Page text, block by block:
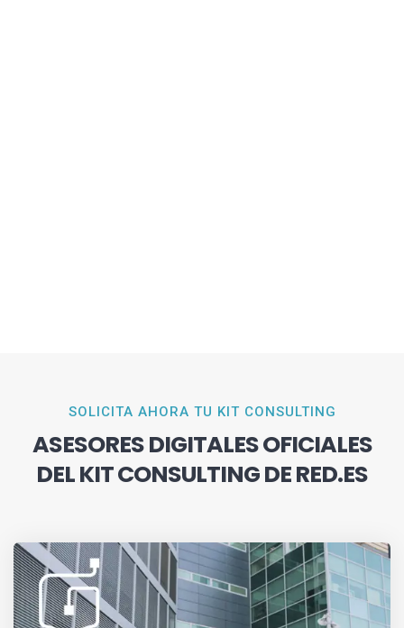
SOLICITA AHORA TU KIT CONSULTING
ASESORES DIGITALES OFICIALES
DEL KIT CONSULTING DE RED.ES